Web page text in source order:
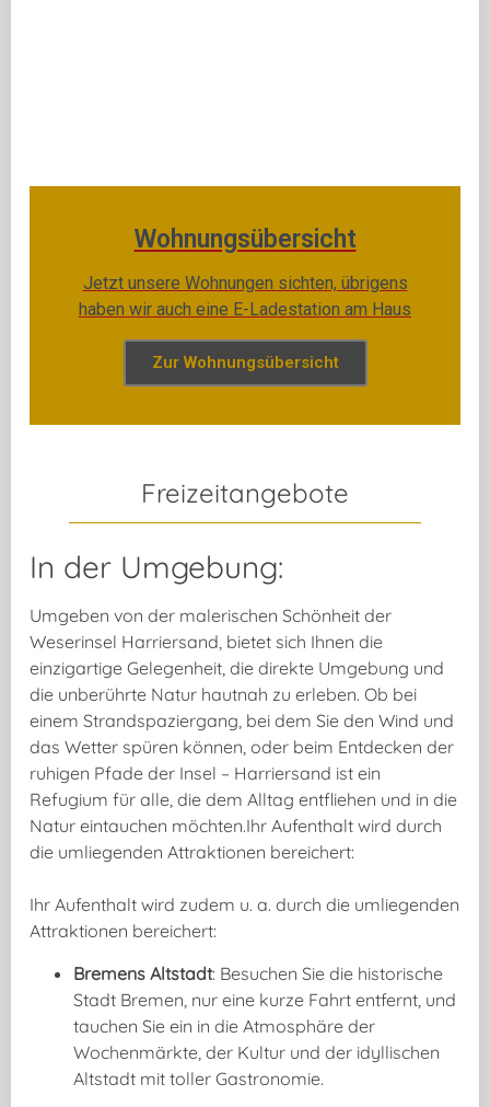
Wohnungsübersicht
Jetzt unsere Wohnungen sichten, übrigens
haben wir auch eine E-Ladestation am Haus
Zur Wohnungsübersicht
Freizeitangebote
In der Umgebung:
Umgeben von der malerischen Schönheit der
Weserinsel Harriersand, bietet sich Ihnen die
einzigartige Gelegenheit, die direkte Umgebung und
die unberührte Natur hautnah zu erleben. Ob bei
einem Strandspaziergang, bei dem Sie den Wind und
das Wetter spüren können, oder beim Entdecken der
ruhigen Pfade der Insel – Harriersand ist ein
Refugium für alle, die dem Alltag entfliehen und in die
Natur eintauchen möchten.Ihr Aufenthalt wird durch
die umliegenden Attraktionen bereichert:
Ihr Aufenthalt wird zudem u. a. durch die umliegenden
Attraktionen bereichert:
Bremens Altstadt: Besuchen Sie die historische
Stadt Bremen, nur eine kurze Fahrt entfernt, und
tauchen Sie ein in die Atmosphäre der
Wochenmärkte, der Kultur und der idyllischen
Altstadt mit toller Gastronomie.